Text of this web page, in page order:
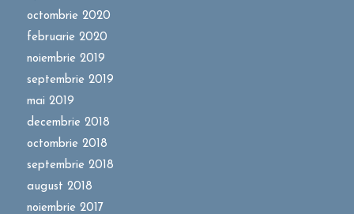
octombrie 2020
februarie 2020
noiembrie 2019
septembrie 2019
mai 2019
decembrie 2018
octombrie 2018
septembrie 2018
august 2018
noiembrie 2017